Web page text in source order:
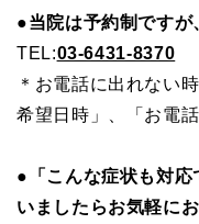
●当院は予約制ですが
TEL:03-6431-8370
＊お電話に出れない
希望日時」、「お電
●「こんな症状も対
いましたらお気軽に